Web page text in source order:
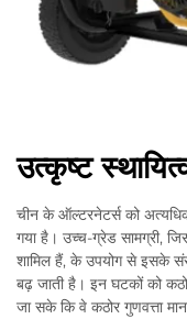
उत्कृष्ट
चीन के ऑल्टरनेटर्स को
गया है। उच्च-ग्रेड सामग्री,
शामिल हैं, के उपयोग से इसके
बढ़ जाती है। इन घटकों को
जा सके कि वे कठोर गुणवत्ता